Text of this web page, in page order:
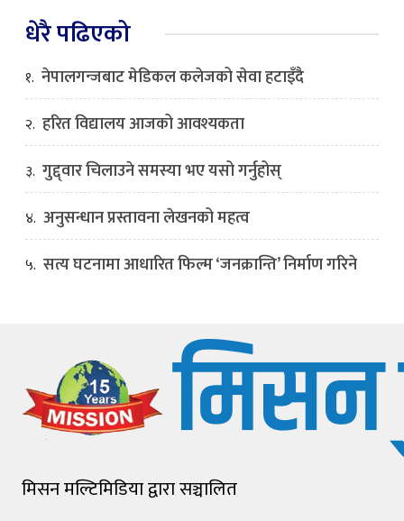
धेरै पढिएको
१. नेपालगन्जबाट मेडिकल कलेजको सेवा हटाइँदै
२. हरित विद्यालय आजको आवश्यकता
३. गुद्द्वार चिलाउने समस्या भए यसो गर्नुहोस्
४. अनुसन्धान प्रस्तावना लेखनको महत्व
५. सत्य घटनामा आधारित फिल्म ‘जनक्रान्ति’ निर्माण गरिने
मिसन मल्टिमिडिया द्वारा सञ्चालित